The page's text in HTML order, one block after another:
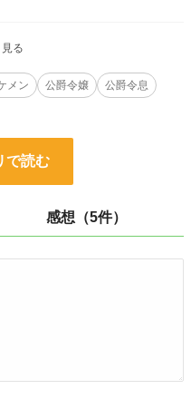
メン 公爵令嬢
公爵令息
で読む
感想（5件）